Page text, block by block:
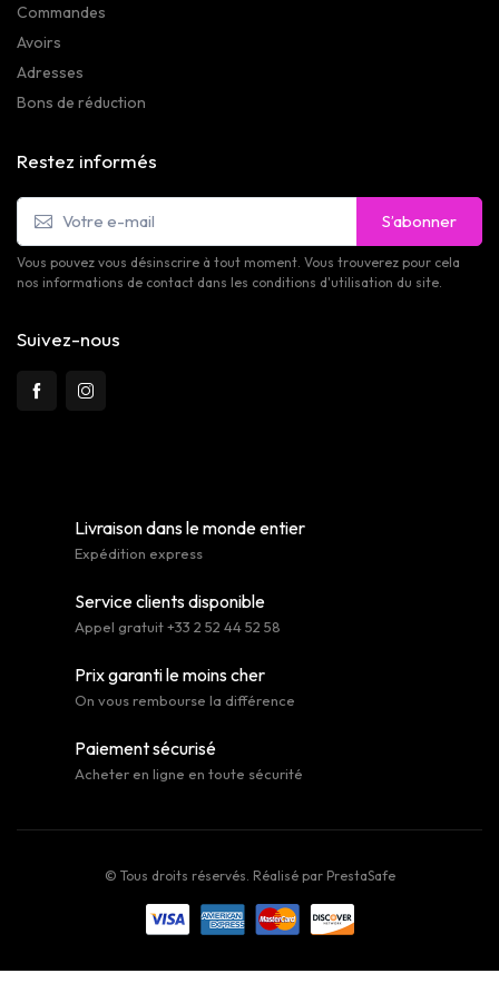
Commandes
Avoirs
Adresses
Bons de réduction
Restez informés
S’abonner
Vous pouvez vous désinscrire à tout moment. Vous trouverez pour cela
nos informations de contact dans les conditions d'utilisation du site.
Suivez-nous
Livraison dans le monde entier
Expédition express
Service clients disponible
Appel gratuit +33 2 52 44 52 58
Prix garanti le moins cher
On vous rembourse la différence
Paiement sécurisé
Acheter en ligne en toute sécurité
© Tous droits réservés. Réalisé par PrestaSafe